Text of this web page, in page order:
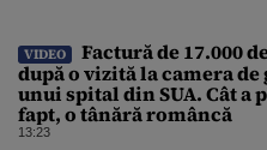
VIDEO
Factură de 17.000
după o vizită la camera de
unui spital din SUA. Cât a
fapt, o tânără româncă
13:23